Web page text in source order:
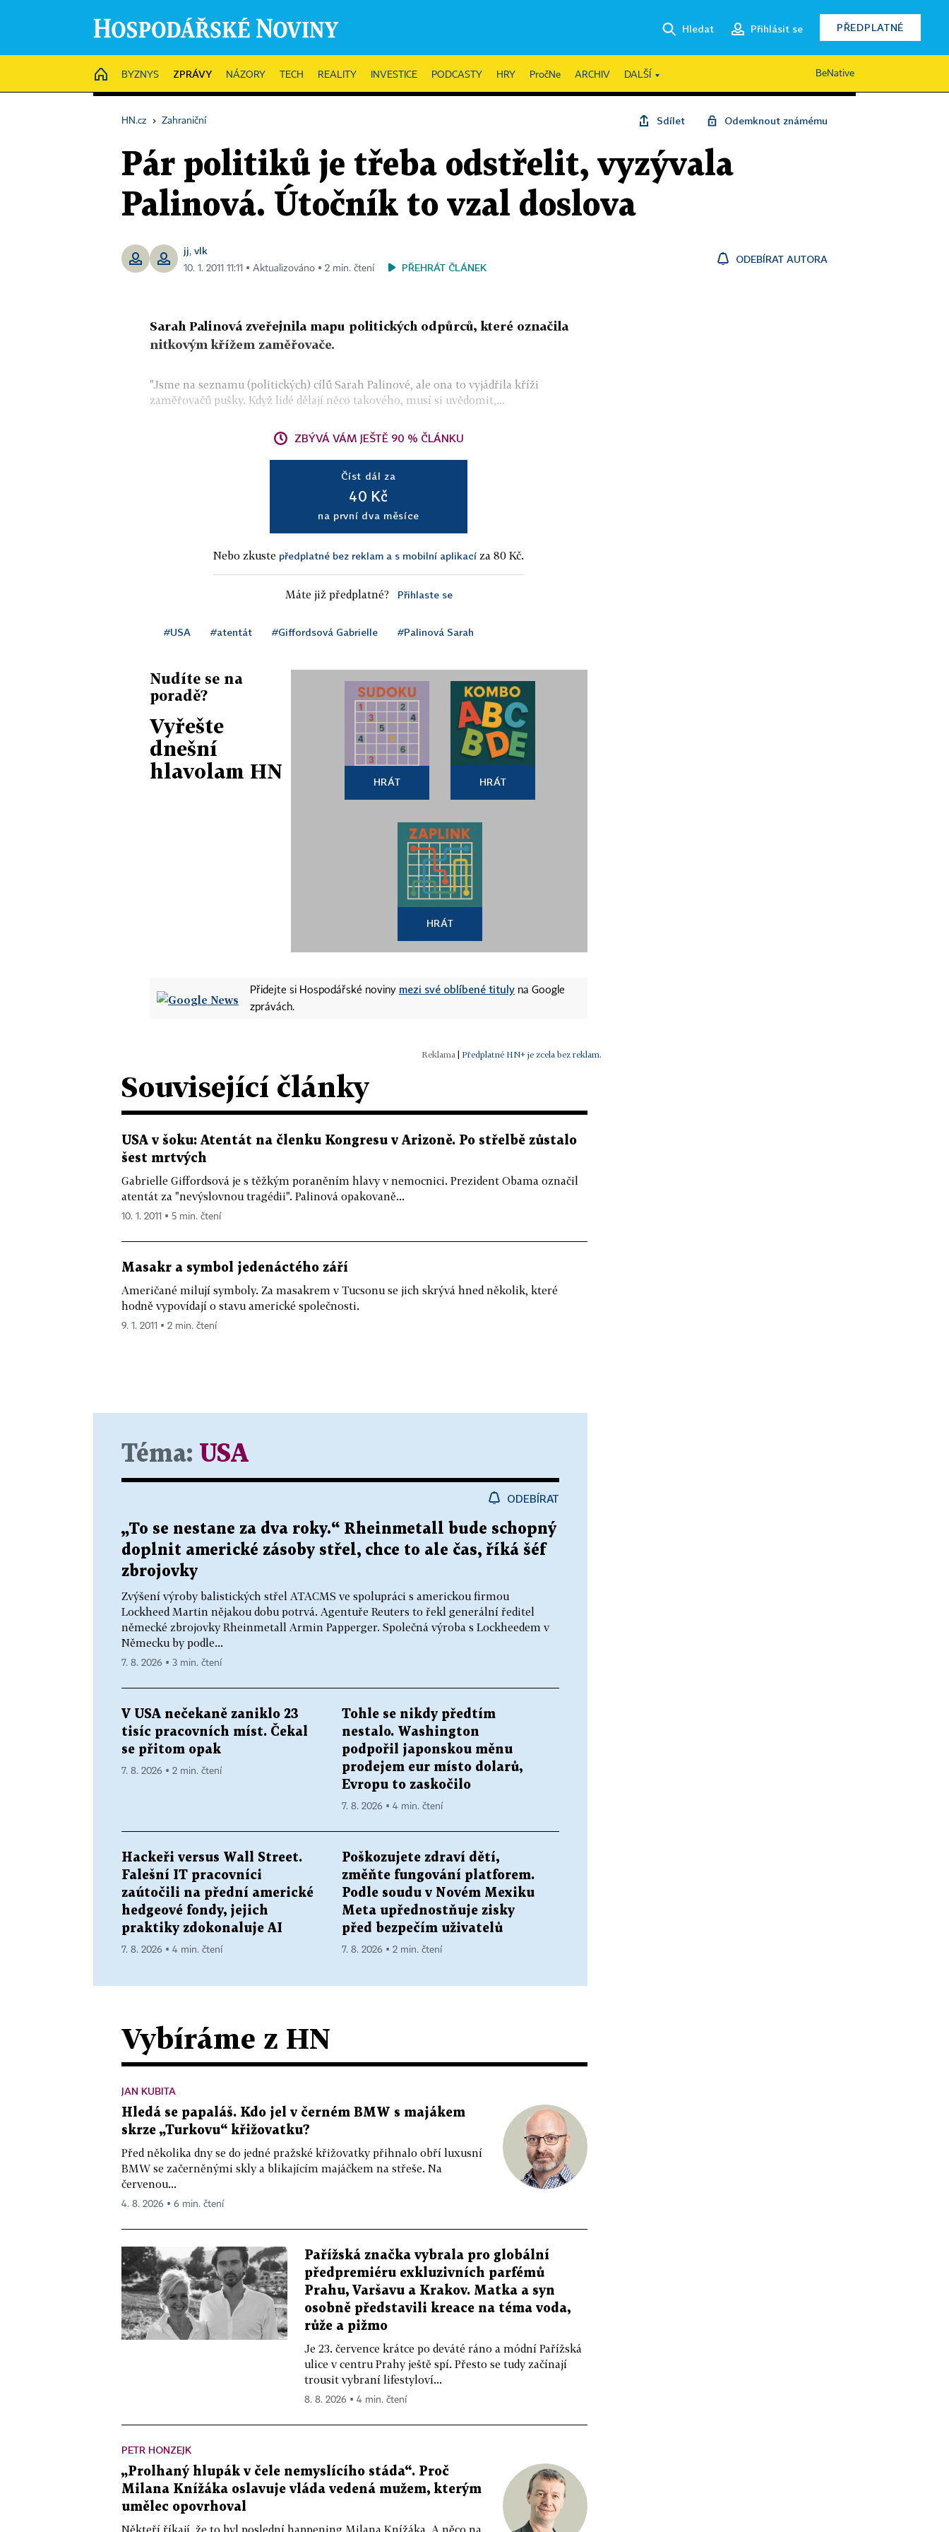
Hledat Přihlásit se PŘEDPLATNÉ
HOME
BYZNYS ZPRÁVY NÁZORY TECH REALITY INVESTICE PODCASTY HRY PročNe ARCHIV DALŠÍ BeNative
HN.cz › Zahraniční Sdílet Odemknout známému
Pár politiků je třeba odstřelit, vyzývala
Palinová. Útočník to vzal doslova
jj, vlk
10. 1. 2011 11:11 ▪ Aktualizováno ▪ 2 min. čtení PŘEHRÁT ČLÁNEK
ODEBÍRAT AUTORA
Sarah Palinová zveřejnila mapu politických odpůrců, které označila
nitkovým křížem zaměřovače.
"Jsme na seznamu (politických) cílů Sarah Palinové, ale ona to vyjádřila kříži
zaměřovačů pušky. Když lidé dělají něco takového, musí si uvědomit,...
ZBÝVÁ VÁM JEŠTĚ 90 % ČLÁNKU
Číst dál za
40 Kč
na první dva měsíce
Nebo zkuste předplatné bez reklam a s mobilní aplikací za 80 Kč.
Máte již předplatné? Přihlaste se
#USA #atentát #Giffordsová Gabrielle #Palinová Sarah
Nudíte se na
poradě?
Vyřešte
dnešní
hlavolam HN
HRÁT HRÁT
HRÁT
Přidejte si Hospodářské noviny mezi své oblíbené tituly na Google
zprávách.
Předplatné HN+ je zcela bez reklam.
Související články
USA v šoku: Atentát na členku Kongresu v Arizoně. Po střelbě zůstalo
šest mrtvých
Gabrielle Giffordsová je s těžkým poraněním hlavy v nemocnici. Prezident Obama označil
atentát za "nevýslovnou tragédii". Palinová opakovaně...
10. 1. 2011 ▪ 5 min. čtení
Masakr a symbol jedenáctého září
Američané milují symboly. Za masakrem v Tucsonu se jich skrývá hned několik, které
hodně vypovídají o stavu americké společnosti.
9. 1. 2011 ▪ 2 min. čtení
Téma: USA
ODEBÍRAT
„To se nestane za dva roky.“ Rheinmetall bude schopný
doplnit americké zásoby střel, chce to ale čas, říká šéf
zbrojovky
Zvýšení výroby balistických střel ATACMS ve spolupráci s americkou firmou
Lockheed Martin nějakou dobu potrvá. Agentuře Reuters to řekl generální ředitel
německé zbrojovky Rheinmetall Armin Papperger. Společná výroba s Lockheedem v
Německu by podle...
7. 8. 2026 ▪ 3 min. čtení
V USA nečekaně zaniklo 23
tisíc pracovních míst. Čekal
se přitom opak
7. 8. 2026 ▪ 2 min. čtení
Tohle se nikdy předtím
nestalo. Washington
podpořil japonskou měnu
prodejem eur místo dolarů,
Evropu to zaskočilo
7. 8. 2026 ▪ 4 min. čtení
Hackeři versus Wall Street.
Falešní IT pracovníci
zaútočili na přední americké
hedgeové fondy, jejich
praktiky zdokonaluje AI
7. 8. 2026 ▪ 4 min. čtení
Poškozujete zdraví dětí,
změňte fungování platforem.
Podle soudu v Novém Mexiku
Meta upřednostňuje zisky
před bezpečím uživatelů
7. 8. 2026 ▪ 2 min. čtení
Vybíráme z HN
JAN KUBITA
Hledá se papaláš. Kdo jel v černém BMW s majákem
skrze „Turkovu“ křižovatku?
Před několika dny se do jedné pražské křižovatky přihnalo obří luxusní
BMW se začerněnými skly a blikajícím majáčkem na střeše. Na
červenou...
4. 8. 2026 ▪ 6 min. čtení
Pařížská značka vybrala pro globální
předpremiéru exkluzivních parfémů
Prahu, Varšavu a Krakov. Matka a syn
osobně představili kreace na téma voda,
růže a pižmo
Je 23. července krátce po deváté ráno a módní Pařížská
ulice v centru Prahy ještě spí. Přesto se tudy začínají
trousit vybraní lifestyloví...
8. 8. 2026 ▪ 4 min. čtení
PETR HONZEJK
„Prolhaný hlupák v čele nemyslícího stáda“. Proč
Milana Knížáka oslavuje vláda vedená mužem, kterým
umělec opovrhoval
Někteří říkají, že to byl poslední happening Milana Knížáka. A něco na